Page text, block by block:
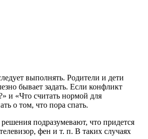
выполнять. Родители и дети
бывает задать. Если конфликт
и «Что считать нормой для
о том, что пора спать.
подразумевают, что придется
фен и т. п. В таких случаях